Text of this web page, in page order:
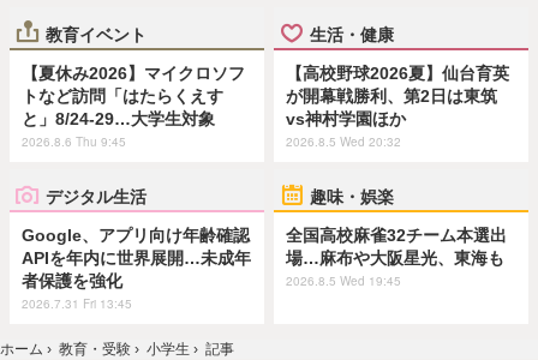
教育イベント
【夏休み2026】マイクロソフ
トなど訪問「はたらくえす
と」8/24-29…大学生対象
2026.8.6 Thu 9:45
生活・健康
【高校野球2026夏】仙台育英
が開幕戦勝利、第2日は東筑
vs神村学園ほか
2026.8.5 Wed 20:32
デジタル生活
Google、アプリ向け年齢確認
APIを年内に世界展開…未成年
者保護を強化
2026.7.31 Fri 13:45
趣味・娯楽
全国高校麻雀32チーム本選出
場…麻布や大阪星光、東海も
2026.8.5 Wed 19:45
ホーム › 教育・受験 › 小学生 › 記事